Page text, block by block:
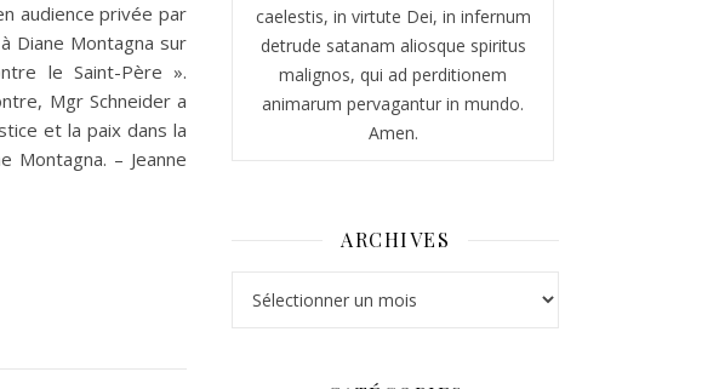
audience privée par
Diane Montagna sur
le Saint-Père ».
Mgr Schneider a
et la paix dans la
Montagna. – Jeanne
caelestis, in virtute Dei, in infernum
detrude satanam aliosque spiritus
malignos, qui ad perditionem
animarum pervagantur in mundo.
Amen.
ARCHIVES